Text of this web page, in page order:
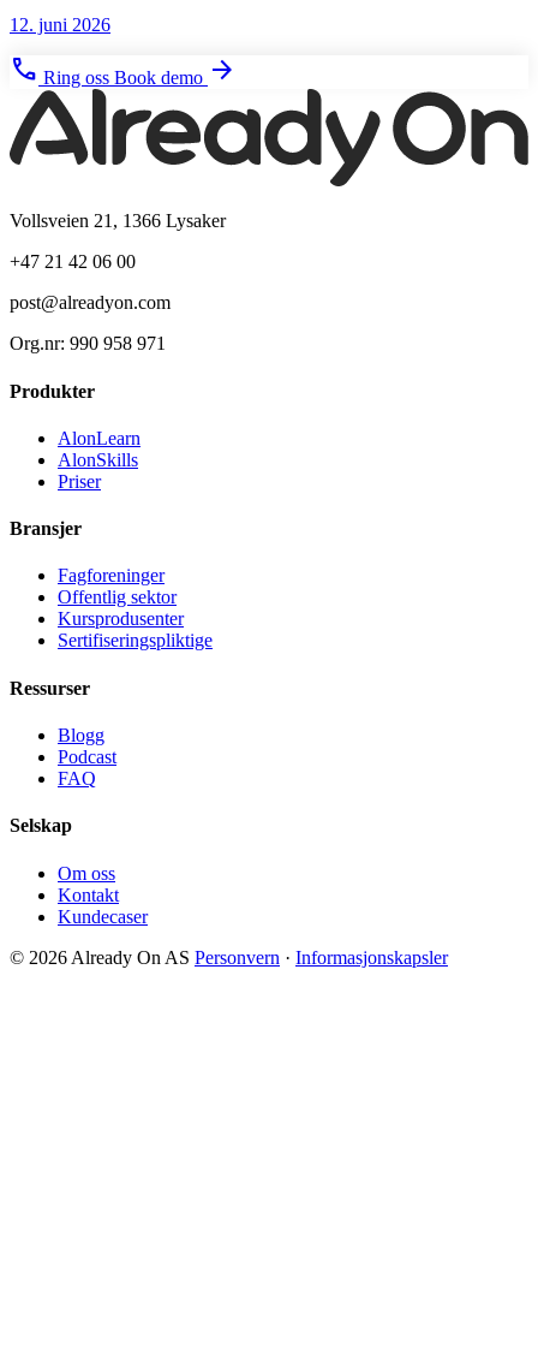
12. juni 2026
phone Ring oss Book demo arrow_forward
Vollsveien 21, 1366 Lysaker
+47 21 42 06 00
post@alreadyon.com
Org.nr: 990 958 971
Produkter
AlonLearn
AlonSkills
Priser
Bransjer
Fagforeninger
Offentlig sektor
Kursprodusenter
Sertifiseringspliktige
Ressurser
Blogg
Podcast
FAQ
Selskap
Om oss
Kontakt
Kundecaser
© 2026 Already On AS Personvern · Informasjonskapsler